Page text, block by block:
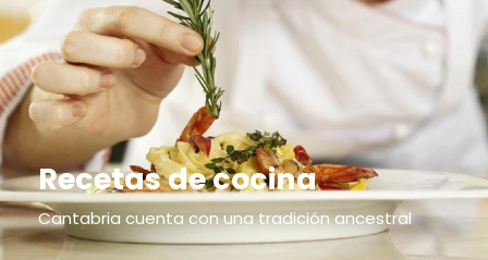
Recetas de cocina
Cantabria cuenta con una tradición ancestral